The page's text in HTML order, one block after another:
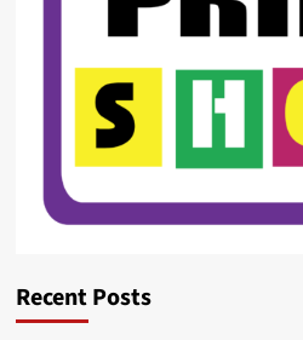
Recent Posts